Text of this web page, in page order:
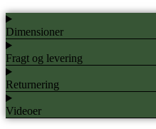
Julegrøn
og
Sølv
antal
Dimensioner
Fragt og levering
Returnering
Videoer